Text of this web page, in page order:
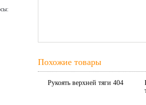
Похожие товары
Рукоять верхней тяги 404